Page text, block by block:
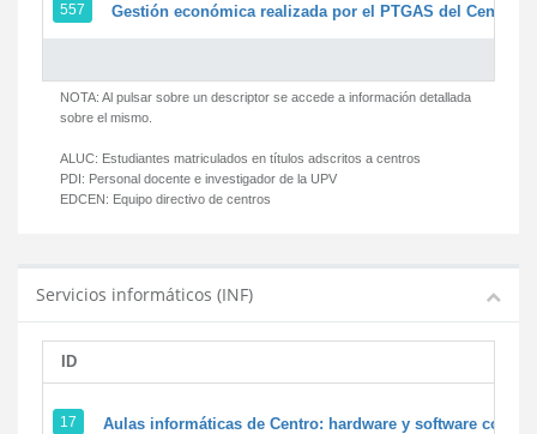
557 Gestión económica realizada por el PTGAS del Centro
NOTA: Al pulsar sobre un descriptor se accede a información detallada
sobre el mismo.
ALUC: Estudiantes matriculados en títulos adscritos a centros
PDI: Personal docente e investigador de la UPV
EDCEN: Equipo directivo de centros
Servicios informáticos (INF)
ID
17 Aulas informáticas de Centro: hardware y software